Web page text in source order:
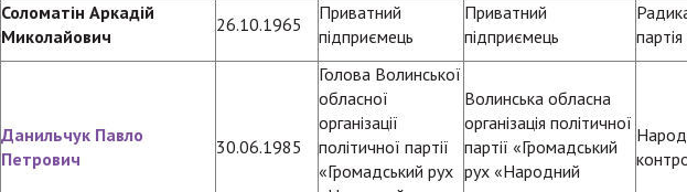
Соломатін Аркадій
Миколайович
26.10.1965
Приватний
підприємець
Приватний
підприємець
партія
Данильчук Павло
Петрович
30.06.1985
Голова Волинської
обласної
організації
політичної партії
«Громадський рух
Волинська обласна
організація політичної
партії «Громадський
рух «Народний